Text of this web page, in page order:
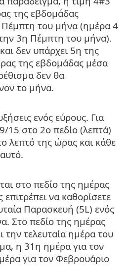
της εβδομάδας
Πέμπτη του μήνα (ημέρα 4
3η Πέμπτη του μήνα).
δεν υπάρχει 5η της
της εβδομάδας μέσα
δεν θα
το μήνα.
ενός εύρους. Για
15 στο 2ο πεδίο (λεπτά)
λεπτό της ώρας και κάθε
στο πεδίο της ημέρας
να καθορίσετε
Παρασκευή (5L) ενός
Στο πεδίο της ημέρας
την τελευταία ημέρα του
η 31η ημέρα για τον
για τον Φεβρουάριο